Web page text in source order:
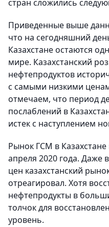
стран сложились
Приведенные выше
что на сегодняшний
Казахстане остаются
мире. Казахстанский
нефтепродуктов
с самыми низкими
отмечаем, что период
послаблений в
истек с наступлением
Рынок ГСМ в
апреля 2020 года. Даже
цен казахстанский
отреагировал. Хотя
нефтепродукты в
толчок для
уровень.